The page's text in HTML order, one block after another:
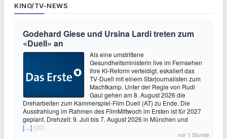
KINO/TV-NEWS
Godehard Giese und Ursina Lardi treten zum
«Duell» an
Als eine umstrittene
Gesundheitsministerin live im Fernsehen
ihre KI-Reform verteidigt, eskaliert das
TV-Duell mit einem Starjournalisten zum
Machtkamp. Unter der Regie von Rudi
Gaul gehen am 8. August 2026 die
Dreharbeiten zum Kammerspiel-Film Duell (AT) zu Ende. Die
Ausstrahlung im Rahmen des FilmMittwoch im Ersten ist für 2027
geplant. Drehzeit: 9. Juli bis 7. August 2026 in München und
[…] (00)
vor 1 Stunde